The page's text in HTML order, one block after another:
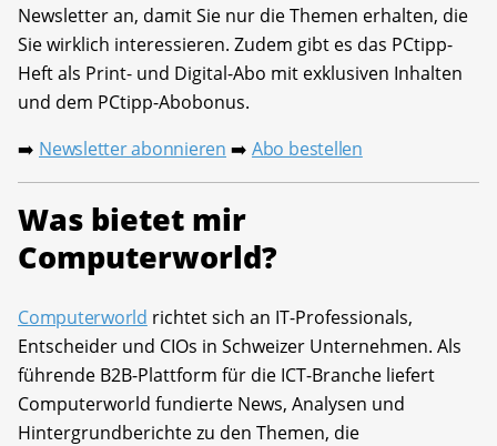
Newsletter an, damit Sie nur die Themen erhalten, die
Sie wirklich interessieren. Zudem gibt es das PCtipp-
Heft als Print- und Digital-Abo mit exklusiven Inhalten
und dem PCtipp-Abobonus.
➡️ Newsletter abonnieren ➡️ Abo bestellen
Was bietet mir
Computerworld?
Computerworld richtet sich an IT-Professionals,
Entscheider und CIOs in Schweizer Unternehmen. Als
führende B2B-Plattform für die ICT-Branche liefert
Computerworld fundierte News, Analysen und
Hintergrundberichte zu den Themen, die